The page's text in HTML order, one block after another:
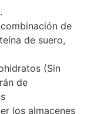
de
de suero,
(Sin
de
los almacenes